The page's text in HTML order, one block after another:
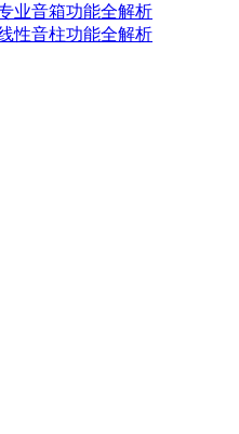
业音箱功能全解析
性音柱功能全解析